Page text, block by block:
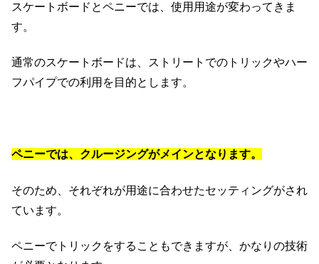
スケートボードとペニーでは、使用用途が変わってきま
す。
通常のスケートボードは、ストリートでのトリックやハー
フパイプでの利用を目的とします。
ペニーでは、クルージングがメインとなります。
そのため、それぞれが用途に合わせたセッティングがされ
ています。
ペニーでトリックをすることもできますが、かなりの技術